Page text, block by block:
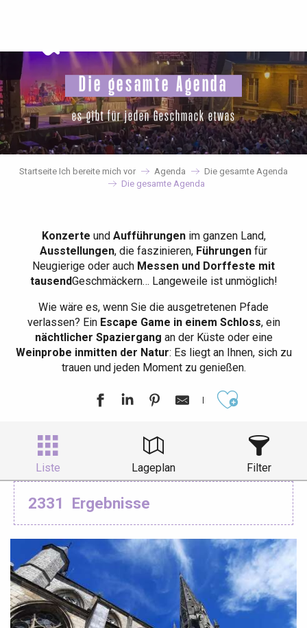
principal
Die gesamte Agenda
es gibt für jeden Geschmack etwas
Startseite Ich bereite mich vor Agenda
Die gesamte Agenda
Die gesamte Agenda
Konzerte und Aufführungenim ganzen Land,
Ausstellungen, die faszinieren, Führungen für
Neugierige oder auch Messen und Dorffeste mit
tausendGeschmäckern… Langeweile ist unmöglich!
Wie wäre es, wenn Sie die ausgetretenen Pfade
verlassen? EinEscape Game in einem Schloss, ein
nächtlicher Spaziergang an der Küste oder eine
Weinprobe inmitten der Natur: Es liegt an Ihnen, sich zu
trauen und jeden Moment zu genießen.
Liste Lageplan Filter
2331 Ergebnisse